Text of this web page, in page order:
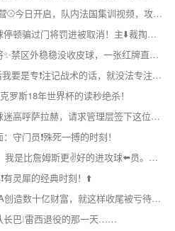
【今日球星视频】马刺迷你训练营⚾今日开启，队内法国集训视频，攻防强度直接拉满！
[全程剪辑]聪明反被聪明误！点球停顿骗过门将罚进被取消！主⬇️裁掏黄牌伺候！
[冲击力画面]逆天！南非联赛门将✨禁区外稳稳没收皮球，一张红牌直接懵了
[今日集锦片段]香波特⚽：暂停后我要是专❗注记战术的话，就没法专注⬅️投篮了！
罗斯18年世界杯的读秒绝杀！
[爆点视频]土超特拉布宗体育队球迷高呼萨拉赫，请求管理层签下这位球❕星！
守门员❗殊死一搏的时刻！
[快速看球视频]库里在2014年说：我是比詹姆斯更✌️好的进攻球⬅️员。隔年击败骑士夺冠
有灵犀的经典时刻！⬆️
[表现集锦]阿里扎：詹姆斯为NBA创造数十亿财富，就这样收尾被亏待了❕！
巴❕雷西退役的那一天……